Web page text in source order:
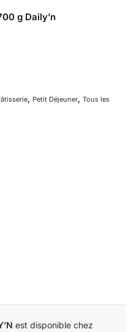
g Daily’n
, Petit Déjeuner, Tous les
est disponible chez